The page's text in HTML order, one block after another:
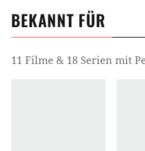
BEKANNT FÜR
11 Filme & 18 Serien mit